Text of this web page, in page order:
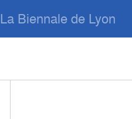
La Biennale de Lyon